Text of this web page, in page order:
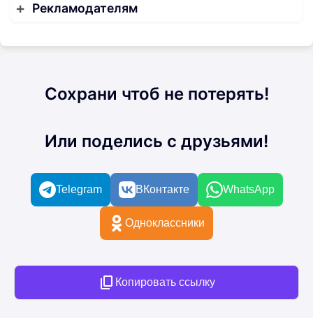
Рекламодателям
Сохрани чтоб не потерять!
Или поделись с друзьями!
Telegram ВКонтакте WhatsApp
Одноклассники
Копировать ссылку